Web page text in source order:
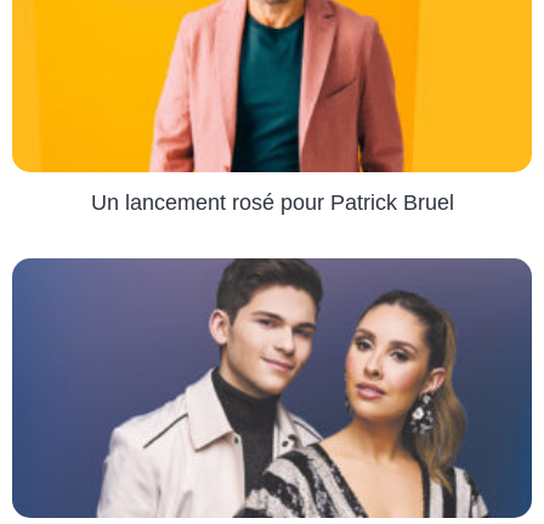
Un lancement rosé pour Patrick Bruel